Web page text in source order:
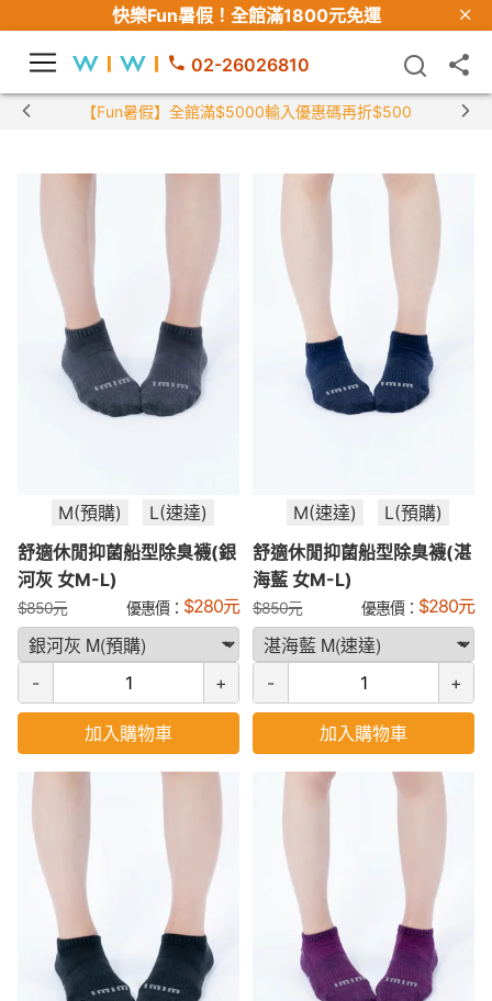
快樂Fun暑假！ 全館滿1800元免運
02-26026810
【Fun暑假】全館滿$5000輸入優惠碼再折$500
M(預購)
L(速達)
舒適休閒抑菌船型除臭襪(銀
河灰 女M-L)
$850元 優惠價： $280元
- +
加入購物車
M(速達)
L(預購)
舒適休閒抑菌船型除臭襪(湛
海藍 女M-L)
$850元 優惠價： $280元
- +
加入購物車